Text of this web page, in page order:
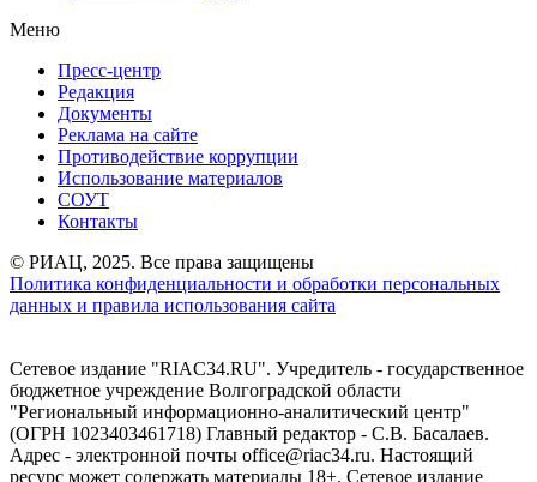
Меню
Пресс-центр
Редакция
Документы
Реклама на сайте
Противодействие коррупции
Использование материалов
СОУТ
Контакты
© РИАЦ, 2025. Все права защищены
Политика конфиденциальности и обработки персональных
данных и правила использования сайта
Сетевое издание "RIAC34.RU". Учредитель - государственное
бюджетное учреждение Волгоградской области
"Региональный информационно-аналитический центр"
(ОГРН 1023403461718) Главный редактор - С.В. Басалаев.
Адрес - электронной почты office@riac34.ru. Настоящий
ресурс может содержать материалы 18+. Сетевое издание